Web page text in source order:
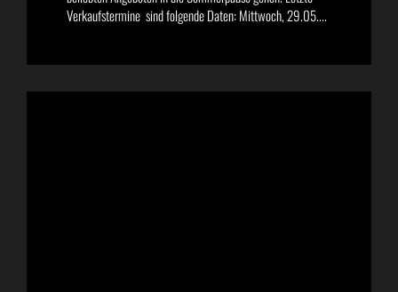
Verkaufstermine sind folgende Daten: Mittwoch, 29.05....